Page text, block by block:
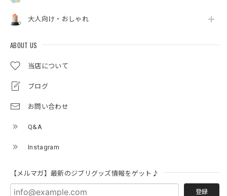
大人向け・おしゃれ
ABOUT US
当店について
ブログ
お問い合わせ
Q&A
Instagram
【メルマガ】最新のジブリグッズ情報をゲット♪
登録